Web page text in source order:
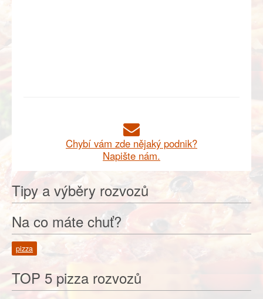
Chybí vám zde nějaký podnik?
Napište nám.
Tipy a výběry rozvozů
Na co máte chuť?
pizza
TOP 5 pizza rozvozů